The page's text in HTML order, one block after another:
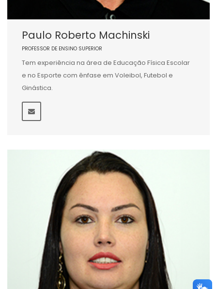
Paulo Roberto Machinski
PROFESSOR DE ENSINO SUPERIOR
Tem experiência na área de Educação Física Escolar
e no Esporte com ênfase em Voleibol, Futebol e
Ginástica.